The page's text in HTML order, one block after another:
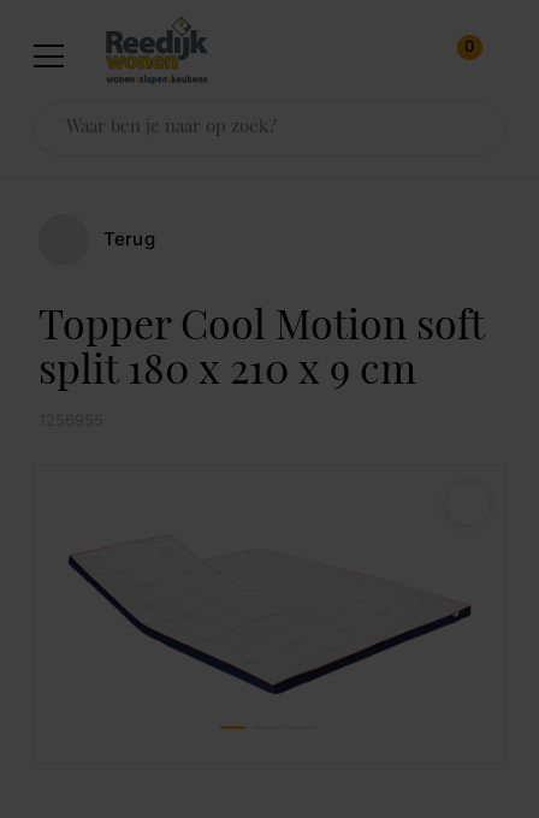
0
Terug
Topper Cool Motion soft
split 180 x 210 x 9 cm